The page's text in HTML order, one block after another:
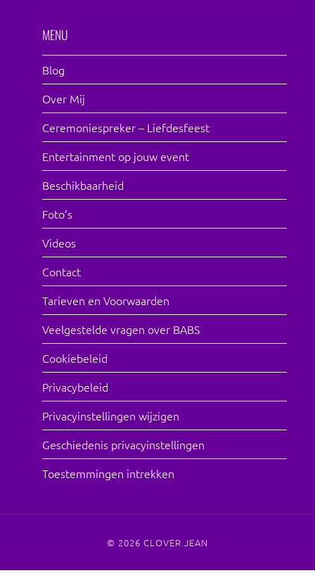
MENU
Blog
Over Mij
Ceremoniespreker – Liefdesfeest
Entertainment op jouw event
Beschikbaarheid
Foto’s
Videos
Contact
Tarieven en Voorwaarden
Veelgestelde vragen over BABS
Cookiebeleid
Privacybeleid
Privacyinstellingen wijzigen
Geschiedenis privacyinstellingen
Toestemmingen intrekken
© 2026 CLOVER JEAN